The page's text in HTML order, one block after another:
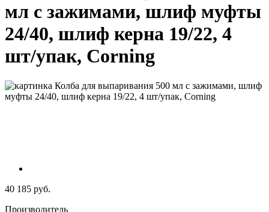
мл с зажимами, шлиф муфты
24/40, шлиф керна 19/22, 4
шт/упак, Corning
40 185 руб.
Производитель